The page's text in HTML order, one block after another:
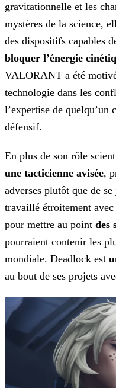
gravitationnelle et les
mystères de la science,
des dispositifs capables
bloquer l’énergie
VALORANT a été
technologie dans les
l’expertise de quelqu’un
défensif.
En plus de son rôle
une tacticienne avisée,
adverses plutôt que de
travaillé étroitement avec
pour mettre au point des
pourraient contenir les
mondiale. Deadlock est
au bout de ses projets